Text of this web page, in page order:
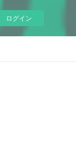
ログイン